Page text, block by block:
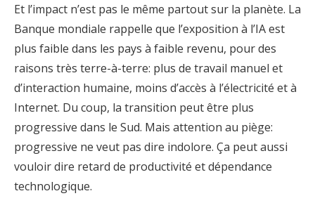
Et l’impact n’est pas le même partout sur la planète. La
Banque mondiale rappelle que l’exposition à l’IA est
plus faible dans les pays à faible revenu, pour des
raisons très terre-à-terre: plus de travail manuel et
d’interaction humaine, moins d’accès à l’électricité et à
Internet. Du coup, la transition peut être plus
progressive dans le Sud. Mais attention au piège:
progressive ne veut pas dire indolore. Ça peut aussi
vouloir dire retard de productivité et dépendance
technologique.